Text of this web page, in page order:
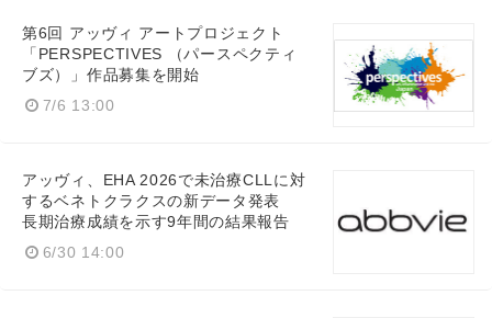
第6回 アッヴィ アートプロジェクト
「PERSPECTIVES （パースペクティ
ブズ）」作品募集を開始
7/6 13:00
アッヴィ、EHA 2026で未治療CLLに対
するベネトクラクスの新データ発表
長期治療成績を示す9年間の結果報告
6/30 14:00